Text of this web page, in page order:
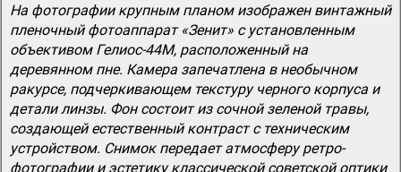
На фотографии крупным планом изображен винтажный
пленочный фотоаппарат «Зенит» с установленным
объективом Гелиос-44М, расположенный на
деревянном пне. Камера запечатлена в необычном
ракурсе, подчеркивающем текстуру черного корпуса и
детали линзы. Фон состоит из сочной зеленой травы,
создающей естественный контраст с техническим
устройством. Снимок передает атмосферу ретро-
фотографии и эстетику классической советской оптики